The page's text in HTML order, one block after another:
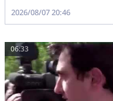
2026/08/07 20:46
06:33